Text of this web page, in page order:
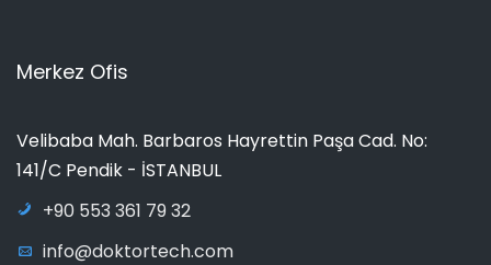
Merkez Ofis
Velibaba Mah. Barbaros Hayrettin Paşa Cad. No:
141/C Pendik - İSTANBUL
+90 553 361 79 32
info@doktortech.com